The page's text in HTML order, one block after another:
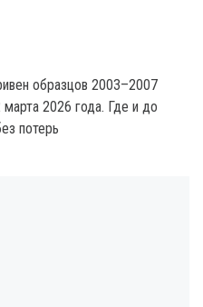
образцов 2003–2007
2026 года. Где и до
потерь